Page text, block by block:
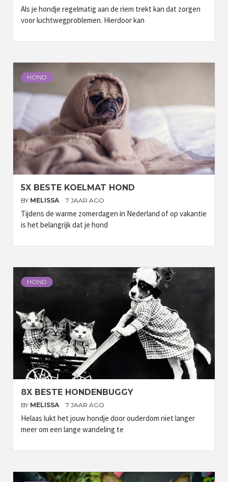
Als je hondje regelmatig aan de riem trekt kan dat zorgen
voor luchtwegproblemen. Hierdoor kan
HOND
5X BESTE KOELMAT HOND
BY MELISSA 7 JAAR AGO
Tijdens de warme zomerdagen in Nederland of op vakantie
is het belangrijk dat je hond
HOND
8X BESTE HONDENBUGGY
BY MELISSA 7 JAAR AGO
Helaas lukt het jouw hondje door ouderdom niet langer
meer om een lange wandeling te